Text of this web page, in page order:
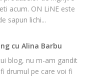
acum. ON LiNE este
sapun lichi...
cu Alina Barbu
blog, nu m-am gandit
drumul pe care voi fi